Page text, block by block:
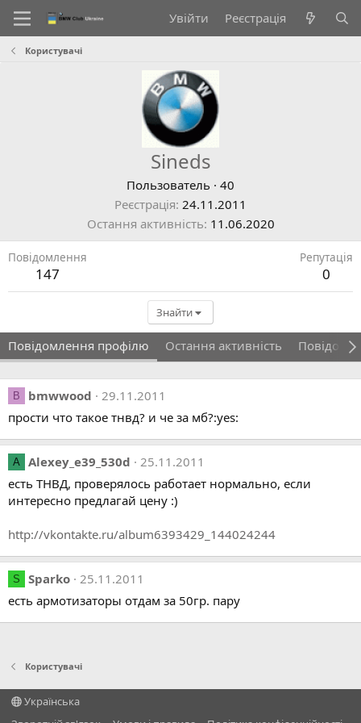
Увійти Реєстрація
Користувачі
Sineds
Пользователь · 40
Реєстрація 24.11.2011
Остання активність 11.06.2020
Повідомлення
147
Репутація
0
Знайти
Повідомлення профілю Остання активність
B bmwwood
29.11.2011
прости что такое тнвд? и че за мб?:yes:
A Alexey_e39_530d
25.11.2011
есть ТНВД, проверялось работает нормально, если
интересно предлагай цену :)
http://vkontakte.ru/album6393429_144024244
S Sparko 25.11.2011
есть армотизаторы отдам за 50гр. пару
Користувачі
Українська